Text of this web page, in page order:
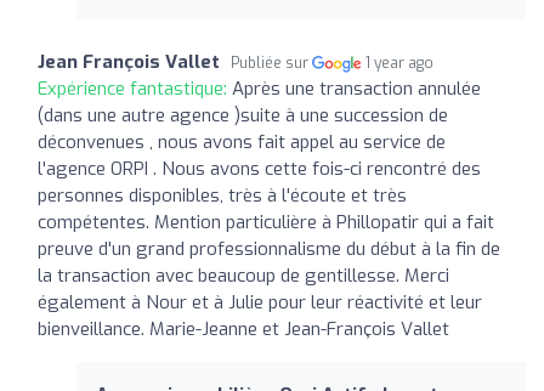
Jean François Vallet Publiée sur 1 year ago
Expérience fantastique: Après une transaction annulée
(dans une autre agence )suite à une succession de
déconvenues , nous avons fait appel au service de
l'agence ORPI . Nous avons cette fois-ci rencontré des
personnes disponibles, très à l'écoute et très
compétentes. Mention particulière à Phillopatir qui a fait
preuve d'un grand professionnalisme du début à la fin de
la transaction avec beaucoup de gentillesse. Merci
également à Nour et à Julie pour leur réactivité et leur
bienveillance. Marie-Jeanne et Jean-François Vallet